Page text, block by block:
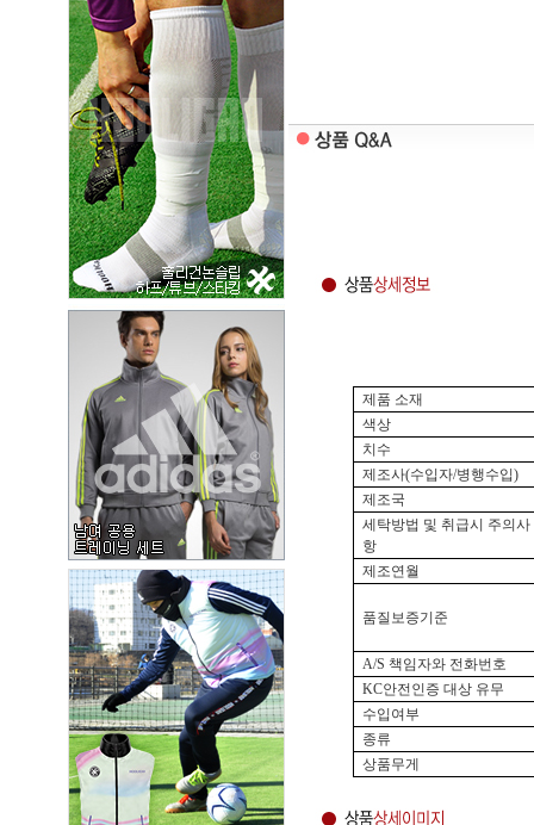
제품 소재
색상
치수
제조사(수입자/병행수입)
제조국
세탁방법 및 취급시 주의사
항
제조연월
품질보증기준
A/S 책임자와 전화번호
KC안전인증 대상 유무
수입여부
종류
상품무게